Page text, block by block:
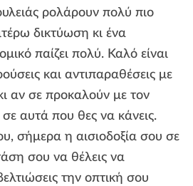
ρολάρουν πολύ πιο
δικτύωση κι ένα
παίζει πολύ. Καλό είναι
και αντιπαραθέσεις με
αν σε προκαλούν με τον
αυτά που θες να κάνεις.
σήμερα η αισιοδοξία σου σε
σου να θέλεις να
την οπτική σου